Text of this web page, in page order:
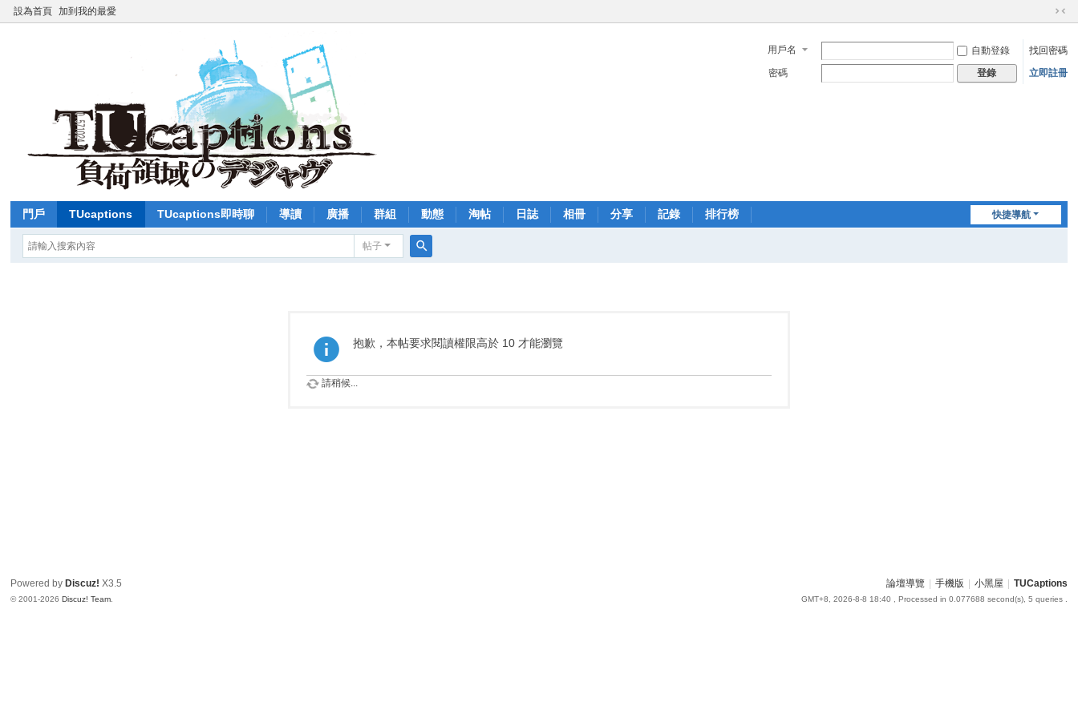
設為首頁 加到我的最愛
切
到
窄
用戶名 自動登錄
找回密碼
密碼
登錄 立即註冊
快捷導航
門戶 TUcaptions TUcaptions即時聊 導讀 廣播 群組 動態 淘帖 日誌 相冊 分享 記錄 排行榜
帖子
抱歉，本帖要求閱讀權限高於 10 才能瀏覽
請稍候...
論壇導覽 手機版 小黑屋 TUCaptions
GMT+8, 2026-8-8 18:40 , Processed in 0.077688 second(s), 5 queries .
Powered by Discuz! X3.5
© 2001-2026Discuz! Team